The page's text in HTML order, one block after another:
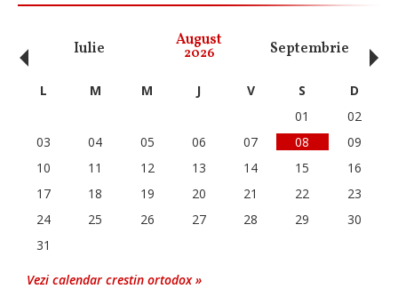
Iulie August
2026 Septembrie
‹ L M M J V S
D
01
02
03
04 05 06 07 08
09
10
11 12 13 14 15
16
17
18 19 20 21 22
23
24
25 26 27 28 29
30
31
Vezi calendar crestin ortodox »